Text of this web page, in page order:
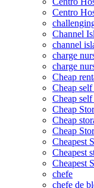
Centro
Channel
channel
charge
charge
Cheap
Cheap self
Cheap
Cheap
Cheap
Cheap
Cheapest
Cheapest
Cheapest
chefe
chefe de